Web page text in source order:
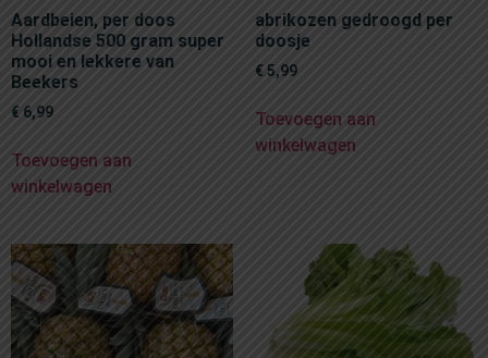
Aardbeien, per doos
Hollandse 500 gram super
mooi en lekkere van
Beekers
€ 6,99
Toevoegen aan
winkelwagen
abrikozen gedroogd per
doosje
€ 5,99
Toevoegen aan
winkelwagen